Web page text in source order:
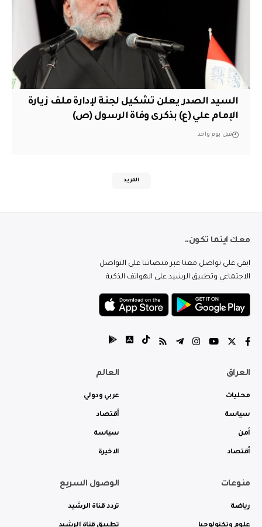
السيد الصدر يعلن تشكيل لجنة لإدارة ملف زيارة
الإمام علي (ع) بذكرى وفاة الرسول (ص)
قبل يوم واحد
المزيد
معك اينما تكون..
ابقى على تواصل معنا عبر منصاتنا على التواصل
الاجتماعي وتطبيق الرشيد على الهواتف الذكية.
العراق
محليات
سياسة
أمن
أقتصاد
العالم
عربي ودولي
أقتصاد
سياسة
الاخيرة
منوعات
رياضة
الوصول السريع
تردد قناة الرشيد